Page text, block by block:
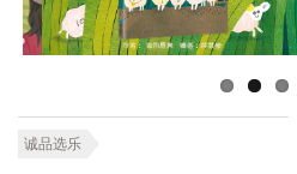
诚品选乐